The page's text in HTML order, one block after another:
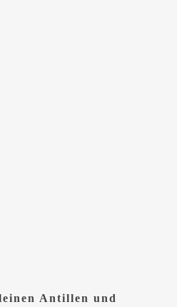
Antillen und